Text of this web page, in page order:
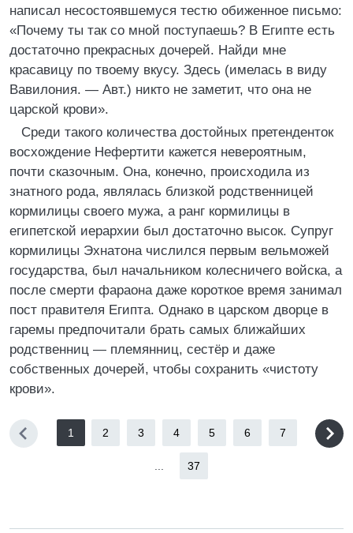
написал несостоявшемуся тестю обиженное письмо:
«Почему ты так со мной поступаешь? В Египте есть
достаточно прекрасных дочерей. Найди мне
красавицу по твоему вкусу. Здесь (имелась в виду
Вавилония. — Авт.) никто не заметит, что она не
царской крови».
Среди такого количества достойных претенденток
восхождение Нефертити кажется невероятным,
почти сказочным. Она, конечно, происходила из
знатного рода, являлась близкой родственницей
кормилицы своего мужа, а ранг кормилицы в
египетской иерархии был достаточно высок. Супруг
кормилицы Эхнатона числился первым вельможей
государства, был начальником колесничего войска, а
после смерти фараона даже короткое время занимал
пост правителя Египта. Однако в царском дворце в
гаремы предпочитали брать самых ближайших
родственниц — племянниц, сестёр и даже
собственных дочерей, чтобы сохранить «чистоту
крови».
1 2 3 4 5 6 7
37